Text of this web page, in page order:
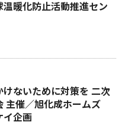
暖化防止活動推進セン
ないために対策を 二次
主催／旭化成ホームズ
イ企画